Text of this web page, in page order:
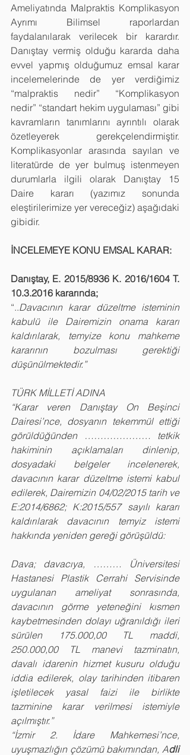
Ameliyatında Malpraktis Komplikasyon
Ayrımı Bilimsel raporlardan
faydalanılarak verilecek bir karardır.
Danıştay vermiş olduğu kararda daha
evvel yapmış olduğumuz emsal karar
incelemelerinde de yer verdiğimiz
“malpraktis nedir” “Komplikasyon
nedir” “standart hekim uygulaması” gibi
kavramların tanımlarını ayrıntılı olarak
özetleyerek gerekçelendirmiştir.
Komplikasyonlar arasında sayılan ve
literatürde de yer bulmuş istenmeyen
durumlarla ilgili olarak Danıştay 15
Daire kararı (yazımız sonunda
eleştirilerimize yer vereceğiz) aşağıdaki
gibidir.
İNCELEMEYE KONU EMSAL KARAR:
Danıştay, E. 2015/8936 K. 2016/1604 T.
10.3.2016 kararında;
“..Davacının karar düzeltme isteminin
kabulü ile Dairemizin onama kararı
kaldırılarak, temyize konu mahkeme
kararının bozulması gerektiği
düşünülmektedir.”
TÜRK MİLLETİ ADINA
“Karar veren Danıştay On Beşinci
Dairesi’nce, dosyanın tekemmül ettiği
görüldüğünden ………………… tetkik
hakiminin açıklamaları dinlenip,
dosyadaki belgeler incelenerek,
davacının karar düzeltme istemi kabul
edilerek, Dairemizin 04/02/2015 tarih ve
E:2014/6862; K:2015/557 sayılı kararı
kaldırılarak davacının temyiz istemi
hakkında yeniden gereği görüşüldü:
Dava; davacıya, ……… Üniversitesi
Hastanesi Plastik Cerrahi Servisinde
uygulanan ameliyat sonrasında,
davacının görme yeteneğini kısmen
kaybetmesinden dolayı uğranıldığı ileri
sürülen 175.000,00 TL maddi,
250.000,00 TL manevi tazminatın,
davalı idarenin hizmet kusuru olduğu
iddia edilerek, olay tarihinden itibaren
işletilecek yasal faizi ile birlikte
tazminine karar verilmesi istemiyle
açılmıştır.”
“İzmir 2. İdare Mahkemesi’nce,
uyuşmazlığın çözümü bakımından, Adli